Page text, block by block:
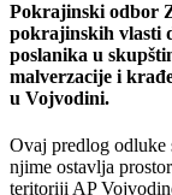
Pokrajinski odbor
pokrajinskih vlasti
poslanika u
malverzacije i
u Vojvodini.
Ovaj predlog odluke
njime ostavlja
teritoriji AP